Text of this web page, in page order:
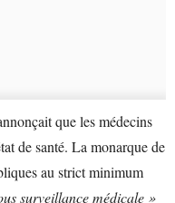
que les médecins
de santé. La monarque de
au strict minimum
surveillance médicale »